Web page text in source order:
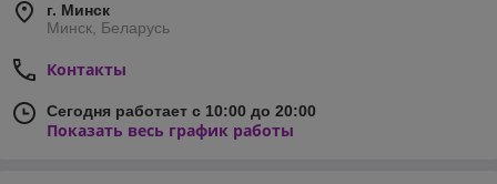
г. Минск
Минск, Беларусь
Контакты
Сегодня работает с 10:00 до 20:00
Показать весь график работы